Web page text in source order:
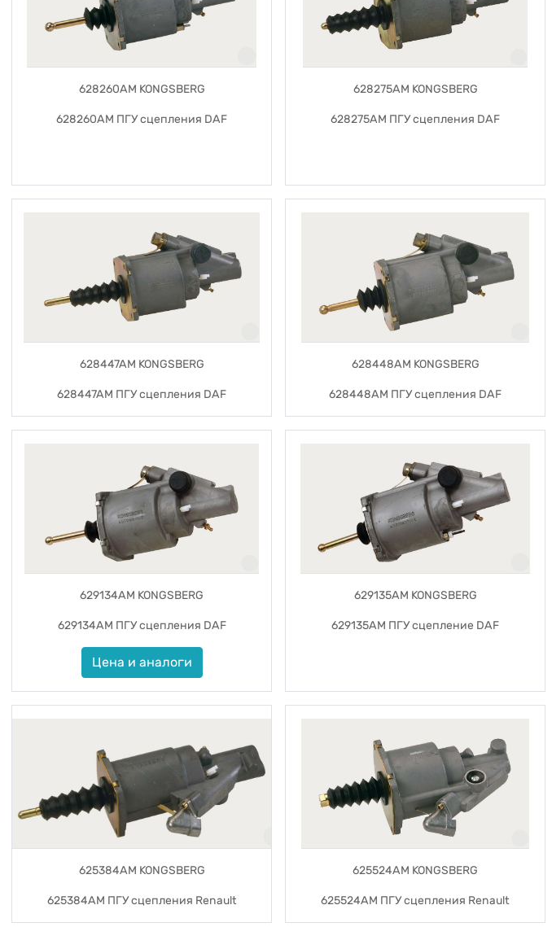
628260AM KONGSBERG
628260AM ПГУ сцепления DAF
628275AM KONGSBERG
628275AM ПГУ сцепления DAF
628447AM KONGSBERG
628447AM ПГУ сцепления DAF
628448AM KONGSBERG
628448AM ПГУ сцепления DAF
629134AM KONGSBERG
629134AM ПГУ сцепления DAF
Цена и аналоги
629135AM KONGSBERG
629135AM ПГУ сцепление DAF
625384AM KONGSBERG
625384AM ПГУ сцепления Renault
625524AM KONGSBERG
625524AM ПГУ сцепления Renault